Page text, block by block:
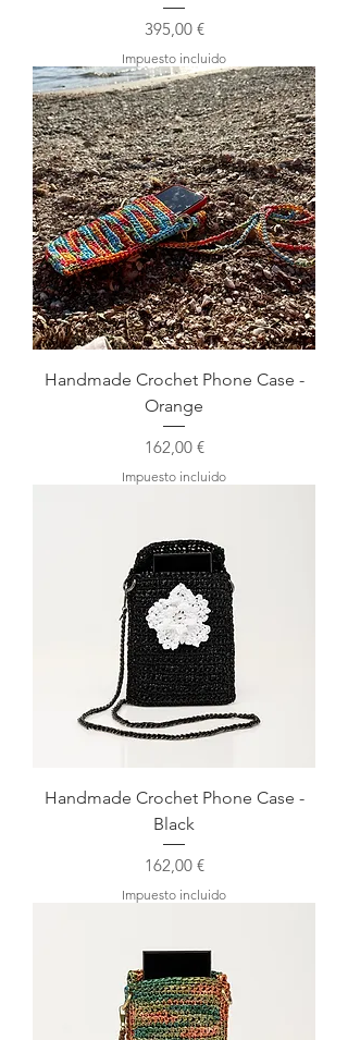
Precio
395,00 €
Impuesto incluido
Handmade Crochet Phone Case -
Orange
Precio
162,00 €
Impuesto incluido
Handmade Crochet Phone Case -
Black
Precio
162,00 €
Impuesto incluido